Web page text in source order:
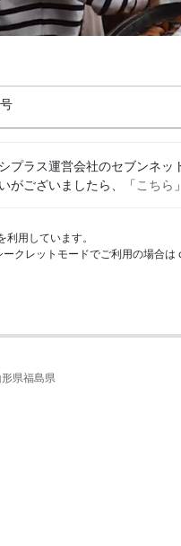
プラス運営会社のセブンネ
がございましたら、「こちら
利用しています。
クレットモードでご利用の場合
形県福島県